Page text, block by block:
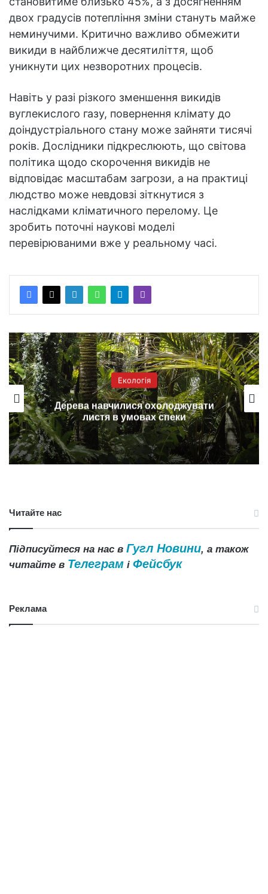
двох градусів потепління зміни стануть майже
неминучими. Критично важливо обмежити
викиди в найближче десятиліття, щоб
уникнути цих незворотних процесів.
Навіть у разі різкого зменшення викидів
вуглекислого газу, повернення клімату до
доіндустріального стану може зайняти тисячі
років. Дослідники підкреслюють, що світова
політика щодо скорочення викидів не
відповідає масштабам загрози, а на практиці
людство може невдовзі зіткнутися з
наслідками кліматичного перелому. Це
зробить поточні наукові моделі
перевірюваними вже у реальному часі.
Екологія
Дерева навчилися охолоджувати
листя в умовах спеки
Читайте нас
Підписуйтеся на нас в Гугл Новини, а також
читайте в Телеграм і Фейсбук
Реклама